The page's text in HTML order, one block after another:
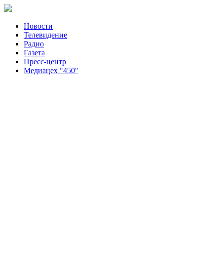
Новости
Телевидение
Радио
Газета
Пресс-центр
Медиацех "450"